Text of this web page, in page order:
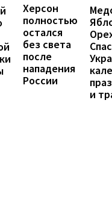
Херсон
полностью
остался
без света
после
нападения
России
и